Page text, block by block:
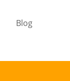
Blog